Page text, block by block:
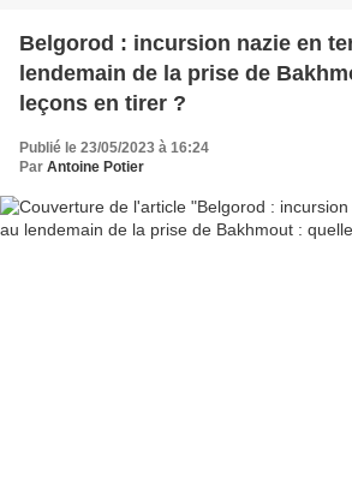
Belgorod : incursion nazie en
lendemain de la prise de
leçons en tirer ?
Publié le 23/05/2023 à 16:24
Par Antoine Potier